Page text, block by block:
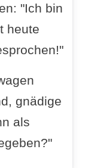
"Ich bin
heute
gnädige
als